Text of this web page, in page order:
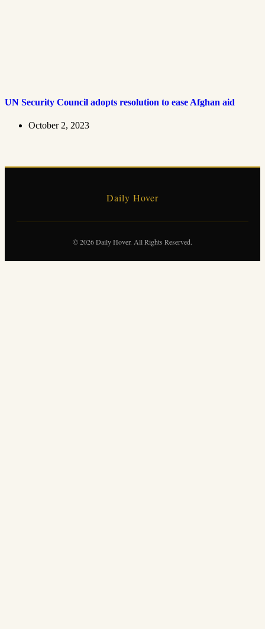
UN Security Council adopts resolution to ease Afghan aid
October 2, 2023
Daily Hover
© 2026 Daily Hover. All Rights Reserved.